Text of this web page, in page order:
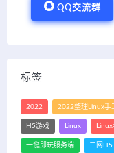
QQ交流群
标签
2022 2022整理Linux手
H5游戏 Linux
一键即玩服务端 三网H5